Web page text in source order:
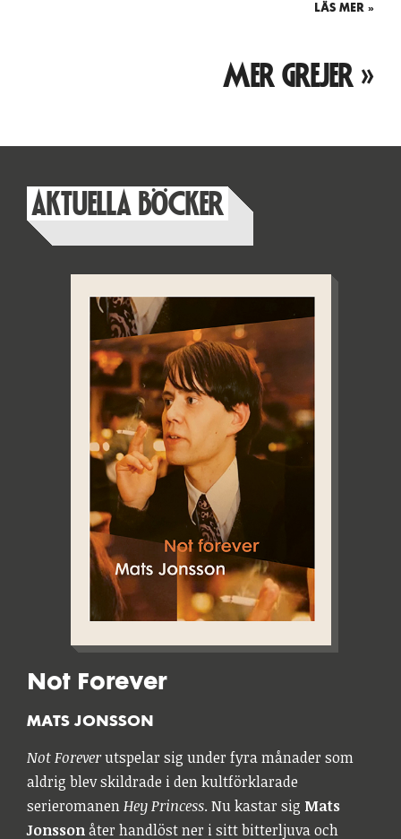
LÄS MER »
MER GREJER »
AKTUELLA BÖCKER
Not Forever
MATS JONSSON
Not Foreverutspelar sig under fyra månader som
aldrig blev skildrade i den kultförklarade
serieromanenHey Princess. Nu kastar sig Mats
Jonssonåter handlöst ner i sitt bitterljuva och